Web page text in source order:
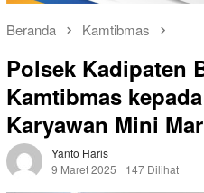
Beranda Kamtibmas
Polsek Kadipaten
Kamtibmas
Karyawan Mini
Yanto Haris
9 Maret 2025
147 Dilihat